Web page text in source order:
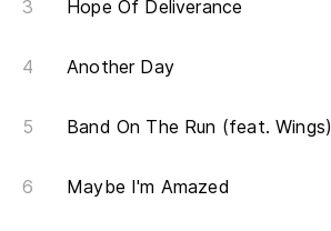
Hope Of Deliverance
Another Day
Band On The Run (feat. Wings)
Maybe I'm Amazed